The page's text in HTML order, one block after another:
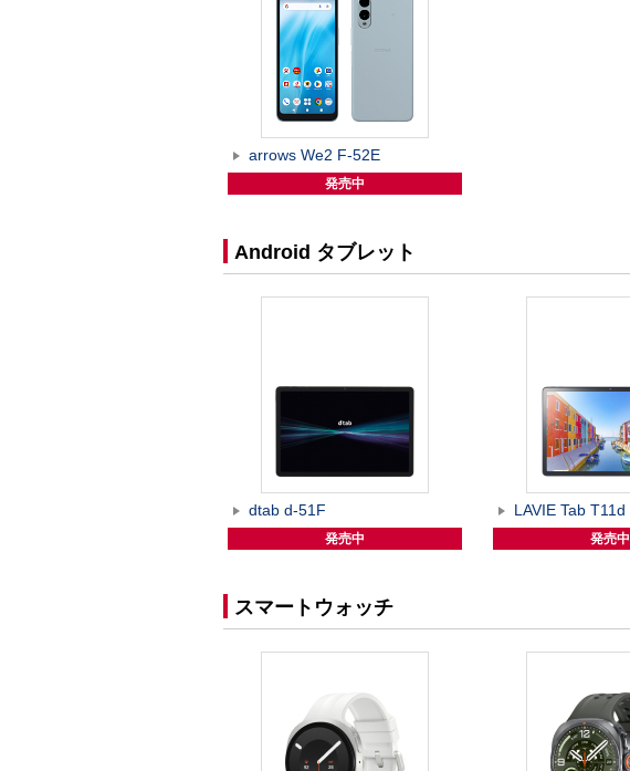
arrows We2 F-52E
発売中
Android タブレット
dtab d-51F
発売中
LAVIE Tab T11d
発売中
スマートウォッチ